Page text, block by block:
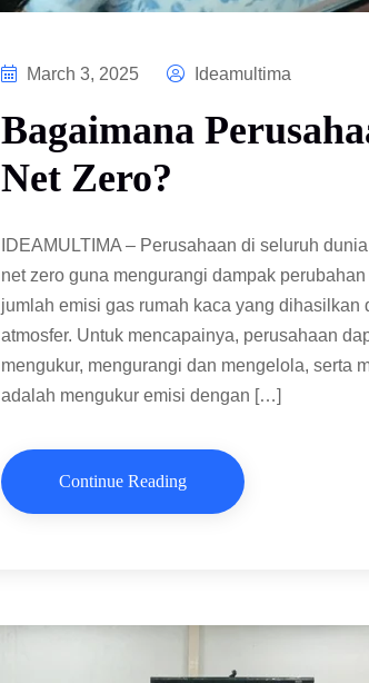
March 3, 2025 Ideamultima
Bagaimana
Net Zero?
IDEAMULTIMA – Perusahaan di seluruh
net zero guna mengurangi dampak
jumlah emisi gas rumah kaca yang
atmosfer. Untuk mencapainya, perusahaan
mengukur, mengurangi dan mengelola, serta
adalah mengukur emisi dengan […]
Continue Reading